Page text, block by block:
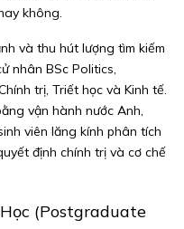
không.
và thu hút lượng tìm kiếm
nhân BSc Politics,
trị, Triết học và Kinh tế.
vận hành nước Anh,
viên lăng kính phân tích
định chính trị và cơ chế
(Postgraduate